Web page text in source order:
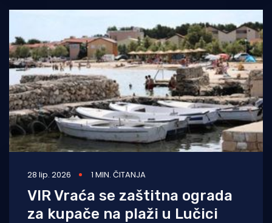
28 lip. 2026 1 MIN. ČITANJA
VIR Vraća se zaštitna ograda
za kupače na plaži u Lučici